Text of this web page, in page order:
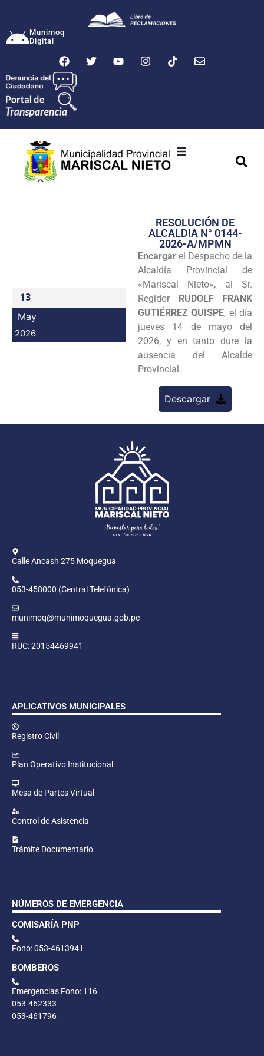
Munimoq
Digital
Transparencia
Seguridad
Programas
Intranet
13
May
2026
RESOLUCIÓN DE
ALCALDIA N° 0144-
2026-A/MPMN
Encargar el Despacho de la
Alcaldía Provincial de
«Mariscal Nieto», al Sr.
Regidor RUDOLF FRANK
GUTIÉRREZ QUISPE, el día
jueves 14 de mayo del
2026, y en tanto dure la
ausencia del Alcalde
Provincial.
Descargar
Calle Ancash 275 Moquegua
053-458000 (Central Telefónica)
munimoq@munimoquegua.gob.pe
RUC: 20154469941
APLICATIVOS MUNICIPALES
Registro Civil
Plan Operativo Institucional
Mesa de Partes Virtual
Control de Asistencia
Trámite Documentario
NÚMEROS DE EMERGENCIA
COMISARÍA PNP
Fono: 053-4613941
BOMBEROS
Emergencias Fono: 116
053-462333
053-461796